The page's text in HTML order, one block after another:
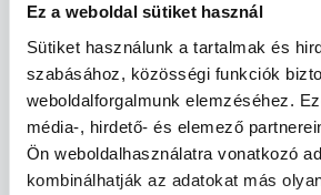
Ez a weboldal sütiket használ
Sütiket használunk a tartalmak és
szabásához, közösségi funkciók
weboldalforgalmunk elemzéséhez.
média-, hirdető- és elemező
Ön weboldalhasználatra vonatkozó
kombinálhatják az adatokat más
szabás
A felfújható játszóterek
témában érhetők el. A kisebb
játszóházakban, óvodás korú
programokon vagy kisebb
modellek jó választást jelentenek